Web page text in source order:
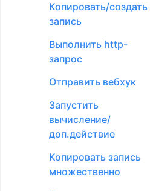
Напоминания
Информеры
Внешние формы
Цветовое
форматирование
Маски ввода
Быстрая настройка
элемента
доступа
Настройка доступа
для техподдержки
Копировать/создать
запись
Выполнить http-
запрос
Отправить вебхук
Запустить
вычисление/
доп.действие
Копировать запись
множественно